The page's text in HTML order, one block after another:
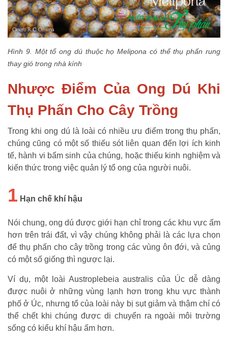
Hình 9. Một tổ ong dú thuộc họ Melipona có thể thụ phấn rung
thay gió trong nhà kính
Nhược Điểm Của Ong Dú Khi
Thụ Phấn Cho Cây Trồng
Trong khi ong dú là loài có nhiều ưu điểm trong thụ phấn,
chúng cũng có một số thiếu sót liên quan đến lợi ích kinh
tế, hành vi bẩm sinh của chúng, hoặc thiếu kinh nghiệm và
kiến thức trong việc quản lý tổ ong của người nuôi.
1 Hạn chế khí hậu
Nói chung, ong dú được giới hạn chỉ trong các khu vực ấm
hơn trên trái đất, vì vậy chúng không phải là các lựa chọn
để thụ phấn cho cây trồng trong các vùng ôn đới, và củng
có một số giống thì ngược lại.
Ví dụ, một loài Austroplebeia australis của Úc dễ dàng
được nuôi ở những vùng lạnh hơn trong khu vực thành
phố ở Úc, nhưng tổ của loài này bị sụt giảm và thậm chí có
thể chết khi chúng được di chuyển ra ngoài môi trường
sống có kiểu khí hậu ấm hơn.